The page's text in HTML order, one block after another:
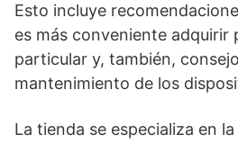
Esto incluye
es más conveniente adquirir
particular y, también,
mantenimiento de los
La tienda se especializa en la